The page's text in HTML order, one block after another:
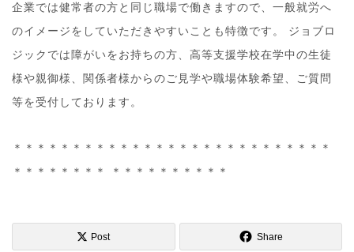
企業では健常者の方と同じ職場で働きますので、一般就労へ
のイメージをしていただきやすいことも特徴です。 ジョブロ
ジックでは障がいをお持ちの方、高等支援学校在学中の生徒
様や親御様、関係者様からのご見学や職場体験希望、ご質問
等を受付しております。
＊＊＊＊＊＊＊＊＊＊＊＊＊＊＊＊＊＊＊＊＊＊＊＊＊＊＊
＊＊＊＊＊＊＊＊ ＊＊＊＊＊＊＊＊＊＊
Post Share